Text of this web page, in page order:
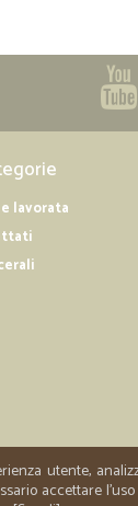
lavorata
utente,
accettare